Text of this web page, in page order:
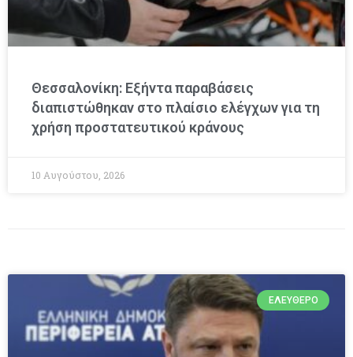
Θεσσαλονίκη: Εξήντα παραβάσεις
διαπιστώθηκαν στο πλαίσιο ελέγχων για τη
χρήση προστατευτικού κράνους
10 Αυγούστου, 2026
ΕΛΕΎΘΕΡΟ